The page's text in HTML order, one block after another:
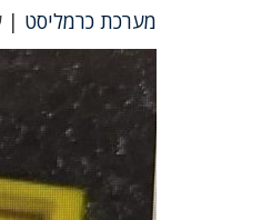
מערכת כרמליסט |